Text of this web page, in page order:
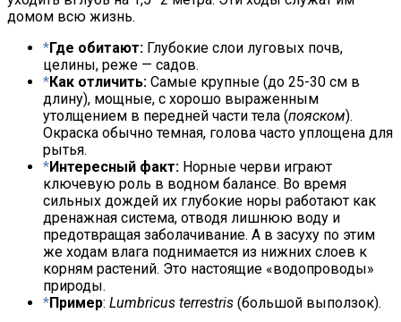
домом всю жизнь.
Где обитают: Глубокие слои луговых почв,
целины, реже — садов.
Как отличить: Самые крупные (до 25-30 см в
длину), мощные, с хорошо выраженным
утолщением в передней части тела (пояском).
Окраска обычно темная, голова часто уплощена для
рытья.
Интересный факт: Норные черви играют
ключевую роль в водном балансе. Во время
сильных дождей их глубокие норы работают как
дренажная система, отводя лишнюю воду и
предотвращая заболачивание. А в засуху по этим
же ходам влага поднимается из нижних слоев к
корням растений. Это настоящие «водопроводы»
природы.
Пример: Lumbricus terrestris (большой выползок).